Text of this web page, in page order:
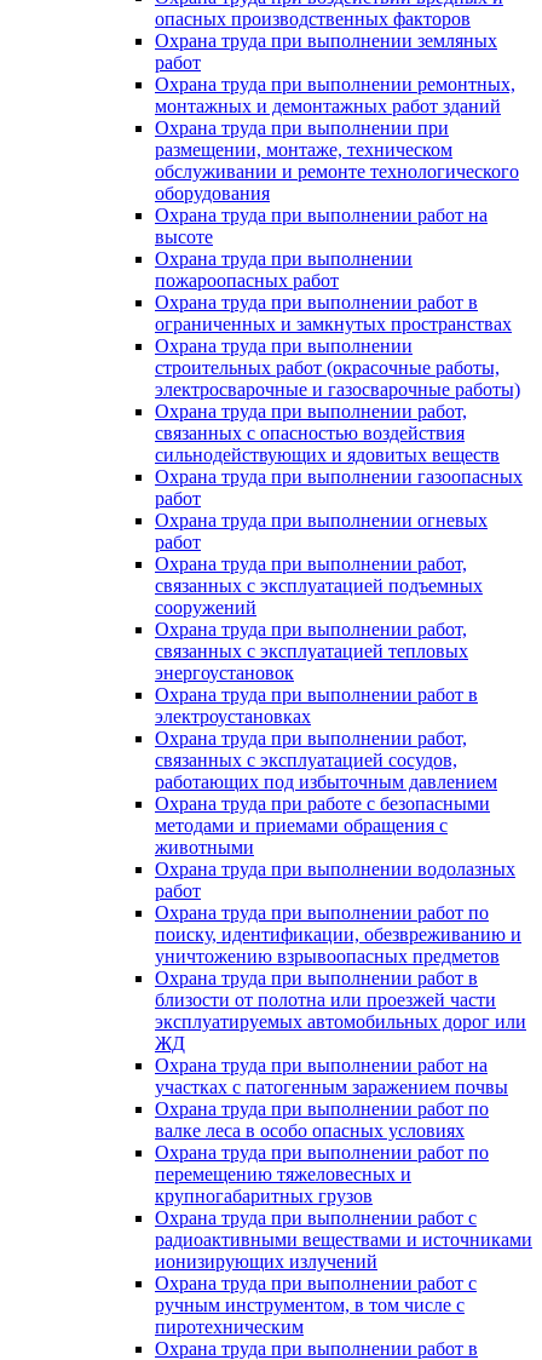
опасных производственных факторов
Охрана труда при выполнении земляных
работ
Охрана труда при выполнении ремонтных,
монтажных и демонтажных работ зданий
Охрана труда при выполнении при
размещении, монтаже, техническом
обслуживании и ремонте технологического
оборудования
Охрана труда при выполнении работ на
высоте
Охрана труда при выполнении
пожароопасных работ
Охрана труда при выполнении работ в
ограниченных и замкнутых пространствах
Охрана труда при выполнении
строительных работ (окрасочные работы,
электросварочные и газосварочные работы)
Охрана труда при выполнении работ,
связанных с опасностью воздействия
сильнодействующих и ядовитых веществ
Охрана труда при выполнении газоопасных
работ
Охрана труда при выполнении огневых
работ
Охрана труда при выполнении работ,
связанных с эксплуатацией подъемных
сооружений
Охрана труда при выполнении работ,
связанных с эксплуатацией тепловых
энергоустановок
Охрана труда при выполнении работ в
электроустановках
Охрана труда при выполнении работ,
связанных с эксплуатацией сосудов,
работающих под избыточным давлением
Охрана труда при работе с безопасными
методами и приемами обращения с
животными
Охрана труда при выполнении водолазных
работ
Охрана труда при выполнении работ по
поиску, идентификации, обезвреживанию и
уничтожению взрывоопасных предметов
Охрана труда при выполнении работ в
близости от полотна или проезжей части
эксплуатируемых автомобильных дорог или
ЖД
Охрана труда при выполнении работ на
участках с патогенным заражением почвы
Охрана труда при выполнении работ по
валке леса в особо опасных условиях
Охрана труда при выполнении работ по
перемещению тяжеловесных и
крупногабаритных грузов
Охрана труда при выполнении работ с
радиоактивными веществами и источниками
ионизирующих излучений
Охрана труда при выполнении работ с
ручным инструментом, в том числе с
пиротехническим
Охрана труда при выполнении работ в